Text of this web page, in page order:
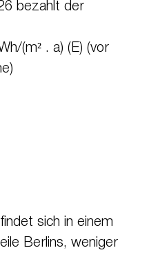
bezahlt der
(m² . a) (E) (vor
sich in einem
Berlins, weniger